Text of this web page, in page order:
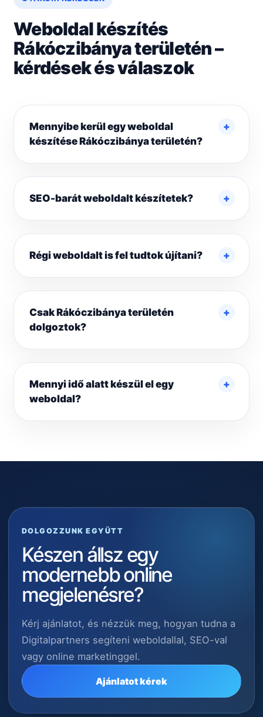
Weboldal készítés
Rákóczibánya területén –
kérdések és válaszok
Mennyibe kerül egy weboldal
készítése Rákóczibánya területén?
SEO-barát weboldalt készítetek?
Régi weboldalt is fel tudtok újítani?
Csak Rákóczibánya területén
dolgoztok?
Mennyi idő alatt készül el egy
weboldal?
DOLGOZZUNK EGYÜTT
Készen állsz egy
modernebb online
megjelenésre?
Kérj ajánlatot, és nézzük meg, hogyan tudna a
Digitalpartners segíteni weboldallal, SEO-val
vagy online marketinggel.
Ajánlatot kérek